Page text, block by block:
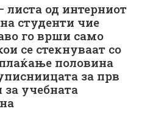
листа од интерниот
студенти чие
го врши само
се стекнуваат со
половина
за прв
учебната